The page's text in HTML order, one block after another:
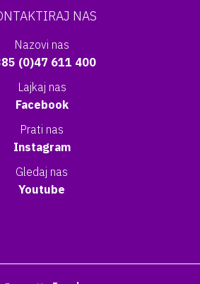
NAS
Nazovi nas
(0)47 611 400
Lajkaj nas
Facebook
Prati nas
Instagram
Gledaj nas
Youtube